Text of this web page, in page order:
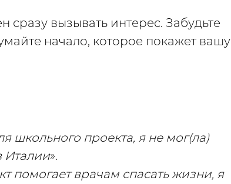
сразу вызывать интерес. Забудьте
начало, которое покажет вашу
школьного проекта, я не мог(ла)
Италии».
помогает врачам спасать жизни, я